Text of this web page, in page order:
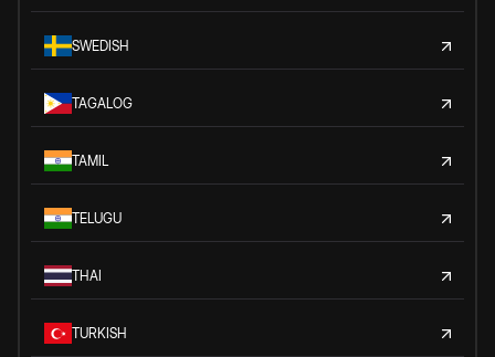
SWEDISH
TAGALOG
TAMIL
TELUGU
THAI
TURKISH